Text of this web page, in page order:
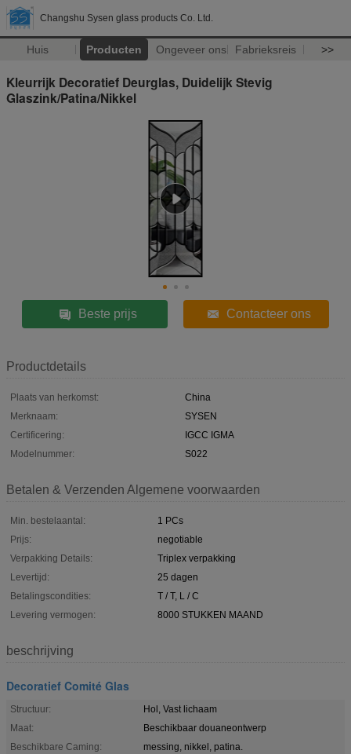
Changshu Sysen glass products Co. Ltd.
Huis Producten Ongeveer ons Fabrieksreis >>
Kleurrijk Decoratief Deurglas, Duidelijk Stevig
Glaszink/Patina/Nikkel
Beste prijs Contacteer ons
Productdetails
Plaats van herkomst:
China
Merknaam:
SYSEN
Certificering:
IGCC IGMA
Modelnummer:
S022
Betalen & Verzenden Algemene voorwaarden
Min. bestelaantal:
1 PCs
Prijs:
negotiable
Verpakking Details:
Triplex verpakking
Levertijd:
25 dagen
Betalingscondities:
T / T, L / C
Levering vermogen:
8000 STUKKEN MAAND
beschrijving
Decoratief Comité Glas
Structuur:
Hol, Vast lichaam
Maat:
Beschikbaar douaneontwerp
Beschikbare Caming:
messing, nikkel, patina.